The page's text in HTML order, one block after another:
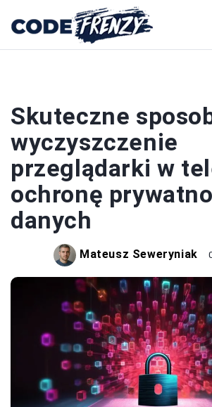
Skuteczne
wyczyszczenie
przeglądarki w
ochronę
danych
Mateusz Seweryniak